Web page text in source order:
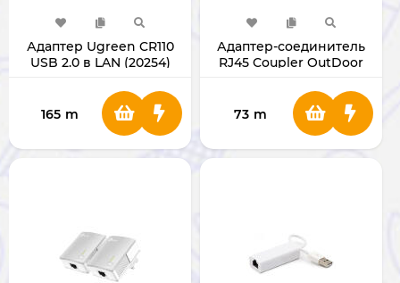
Адаптер Ugreen CR110
USB 2.0 в LAN (20254)
165 m
Адаптер-соединитель
RJ45 Coupler OutDoor
73 m